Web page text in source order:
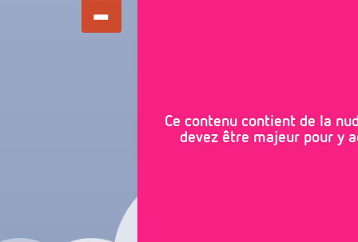
Ce contenu contient de la
devez être majeur pour y